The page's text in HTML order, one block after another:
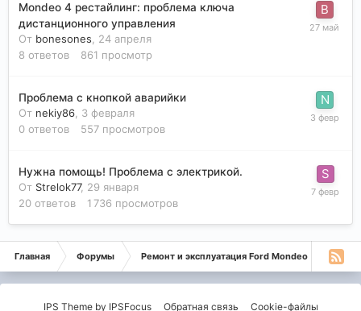
Mondeo 4 рестайлинг: проблема ключа
дистанционного управления
От bonesones
24 апреля
8 ответов 861 просмотр
Проблема с кнопкой аварийки
От nekiy86 3 февраля
0 ответов 557 просмотров
Нужна помощь! Проблема с электрикой.
От Strelok77, 29 января
20 ответов 1 736 просмотров
Главная Форумы Ремонт и эксплуатация Ford Mondeo
IPS Themeby IPSFocus Обратная связь Cookie-файлы